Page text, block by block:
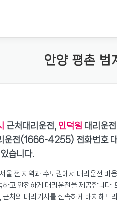
안양 평촌 범
근처대리운전, 인덕원 대리운
운전(1666-4255) 전화번호
습니다.
울 전 지역과 수도권에서 대리운전
하고 안전하게 대리운전을 제공합니다.
근처의 대리기사를 신속하게 배치해드